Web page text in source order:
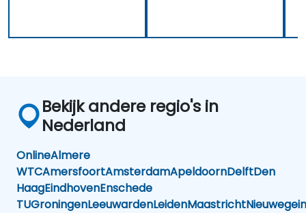
Bekijk andere regio's in
Nederland
OnlineAlmere
WTCAmersfoortAmsterdamApeldoornDelftDen
HaagEindhovenEnschede
TUGroningenLeeuwardenLeidenMaastrichtNieuwegein